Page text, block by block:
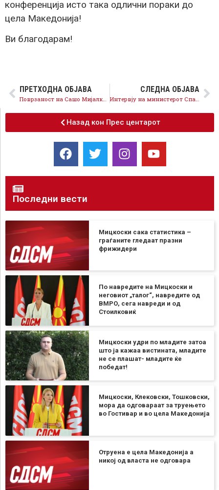
конференција исто така одлични пораки до
цела Македонија!
Ви благодарам!
ПРЕТХОДНА ОБЈАВА СЛЕДНА ОБЈАВА
Назад кон Прес центарот
Последни вести
Мицкоски сака статистика –
граѓаните гледаат празни
фрижидери
По навредите на Мицкоски и
неговиот „талог“, навредите од
ВМРО, сега навреди и од
Стоилковиќ
Мицкоски удри по младите затоа
што ја кажаа вистината, младите
не се плашат- младите ќе
победат!
Мицкоски, Клековски, Тошковски,
мора да одговараат за труењето
во Гостивар и во цела Македонија
Отруена е цела Македонија а
никој од власта не одговара